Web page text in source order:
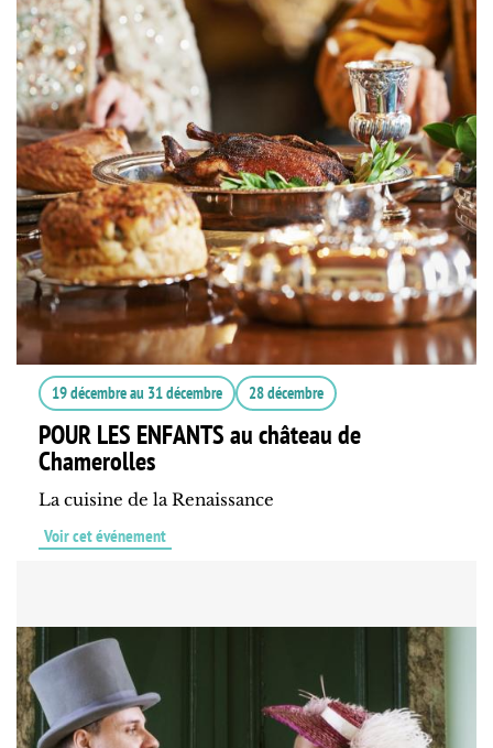
19 décembreau 31 décembre 28 décembre
POUR LES ENFANTS au château de
Chamerolles
La cuisine de la Renaissance
Voir cet événement